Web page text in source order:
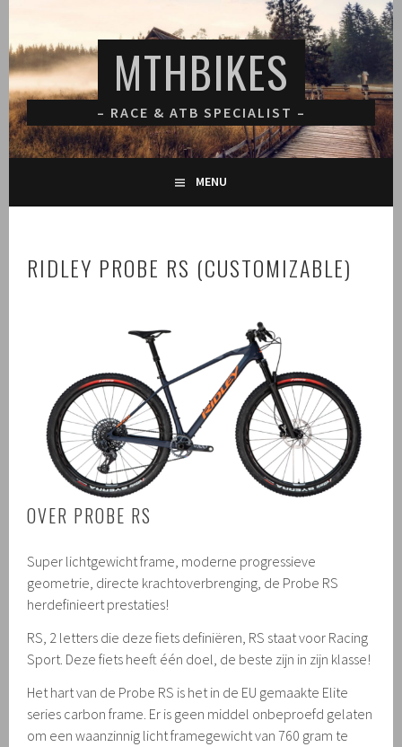
inhoud
MTHBIKES
– RACE & ATB SPECIALIST –
MENU
RIDLEY PROBE RS (CUSTOMIZABLE)
OVER PROBE RS
Super lichtgewicht frame, moderne progressieve
geometrie, directe krachtoverbrenging, de Probe RS
herdefinieert prestaties!
RS, 2 letters die deze fiets definiëren, RS staat voor Racing
Sport. Deze fiets heeft één doel, de beste zijn in zijn klasse!
Het hart van de Probe RS is het in de EU gemaakte Elite
series carbon frame. Er is geen middel onbeproefd gelaten
om een waanzinnig licht framegewicht van 760 gram te